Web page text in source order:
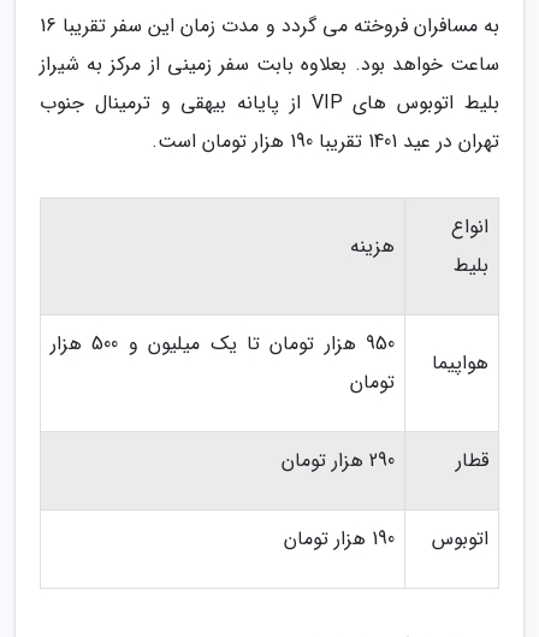
به مسافران فروخته می گردد و مدت زمان این سفر تقریبا 16
ساعت خواهد بود. بعلاوه بابت سفر زمینی از مرکز به شیراز
بلیط اتوبوس های VIP از پایانه بیهقی و ترمینال جنوب
تهران در عید 1401 تقریبا 190 هزار تومان است.
انواع
بلیط
هزینه
هواپیما
950 هزار تومان تا یک میلیون و 500 هزار
تومان
قطار 290 هزار تومان
اتوبوس 190 هزار تومان